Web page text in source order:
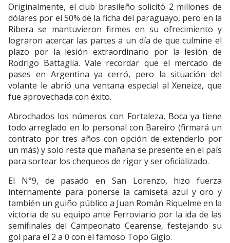
Originalmente, el club brasileño solicitó 2 millones de
dólares por el 50% de la ficha del paraguayo, pero en la
Ribera se mantuvieron firmes en su ofrecimiento y
lograron acercar las partes a un día de que culmine el
plazo por la lesión extraordinario por la lesión de
Rodrigo Battaglia. Vale recordar que el mercado de
pases en Argentina ya cerró, pero la situación del
volante le abrió una ventana especial al Xeneize, que
fue aprovechada con éxito.
Abrochados los números con Fortaleza, Boca ya tiene
todo arreglado en lo personal con Bareiro (firmará un
contrato por tres años con opción de extenderlo por
un más) y solo resta que mañana se presente en el país
para sortear los chequeos de rigor y ser oficializado.
El N°9, de pasado en San Lorenzo, hizo fuerza
internamente para ponerse la camiseta azul y oro y
también un guiño público a Juan Román Riquelme en la
victoria de su equipo ante Ferroviario por la ida de las
semifinales del Campeonato Cearense, festejando su
gol para el 2 a 0 con el famoso Topo Gigio.